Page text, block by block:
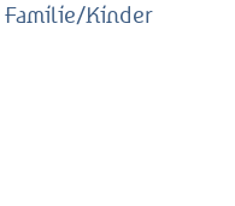
Familie/Kinder